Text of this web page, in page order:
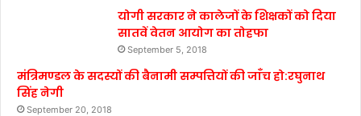
योगी सरकार ने कालेजों के शिक्षकों को दिया
सातवें वेतन आयोग का तोहफा
September 5, 2018
मंत्रिमण्डल के सदस्यों की बैनामी सम्पत्तियों की जाँच हो:रघुनाथ
सिंह नेगी
September 20, 2018